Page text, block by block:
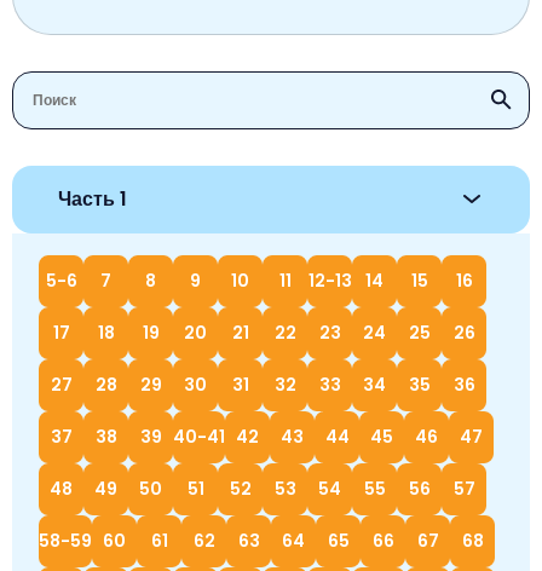
Часть 1
5-6 7 8 9 10 11 12-13 14 15 16
17 18 19 20 21 22 23 24 25 26
27 28 29 30 31 32 33 34 35 36
37 38 39 40-41 42 43 44 45 46 47
48 49 50 51 52 53 54 55 56 57
58-59 60 61 62 63 64 65 66 67 68